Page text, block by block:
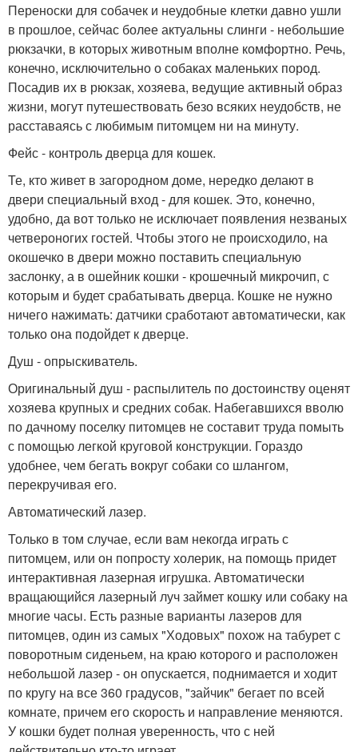
Переноски для собачек и неудобные клетки давно ушли
в прошлое, сейчас более актуальны слинги - небольшие
рюкзачки, в которых животным вполне комфортно. Речь,
конечно, исключительно о собаках маленьких пород.
Посадив их в рюкзак, хозяева, ведущие активный образ
жизни, могут путешествовать безо всяких неудобств, не
расставаясь с любимым питомцем ни на минуту.
Фейс - контроль дверца для кошек.
Те, кто живет в загородном доме, нередко делают в
двери специальный вход - для кошек. Это, конечно,
удобно, да вот только не исключает появления незваных
четвероногих гостей. Чтобы этого не происходило, на
окошечко в двери можно поставить специальную
заслонку, а в ошейник кошки - крошечный микрочип, с
которым и будет срабатывать дверца. Кошке не нужно
ничего нажимать: датчики сработают автоматически, как
только она подойдет к дверце.
Душ - опрыскиватель.
Оригинальный душ - распылитель по достоинству оценят
хозяева крупных и средних собак. Набегавшихся вволю
по дачному поселку питомцев не составит труда помыть
с помощью легкой круговой конструкции. Гораздо
удобнее, чем бегать вокруг собаки со шлангом,
перекручивая его.
Автоматический лазер.
Только в том случае, если вам некогда играть с
питомцем, или он попросту холерик, на помощь придет
интерактивная лазерная игрушка. Автоматически
вращающийся лазерный луч займет кошку или собаку на
многие часы. Есть разные варианты лазеров для
питомцев, один из самых "Ходовых" похож на табурет с
поворотным сиденьем, на краю которого и расположен
небольшой лазер - он опускается, поднимается и ходит
по кругу на все 360 градусов, "зайчик" бегает по всей
комнате, причем его скорость и направление меняются.
У кошки будет полная уверенность, что с ней